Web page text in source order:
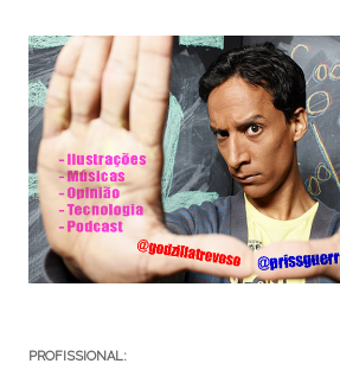
PROFISSIONAL: